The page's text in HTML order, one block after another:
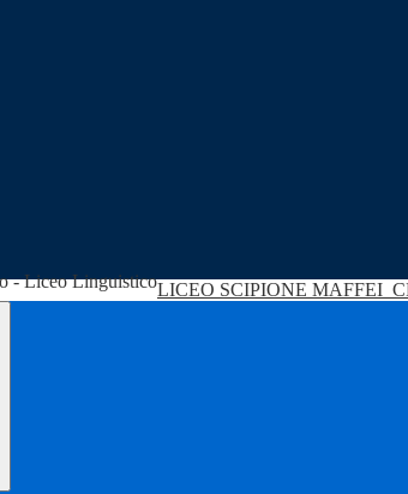
LICEO SCIPIONE MAFFEI